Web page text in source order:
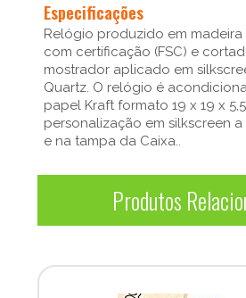
Especificações
Relógio produzido em madeira
com certificação (FSC) e
mostrador aplicado em
Quartz. O relógio é
papel Kraft formato 19 x 19 x
personalização em silkscreen
e na tampa da Caixa..
Produtos